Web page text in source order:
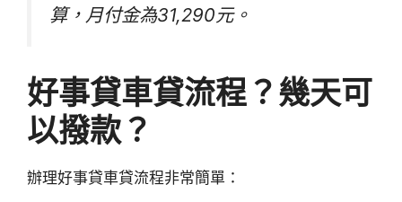
算，月付金為31,290元。
好事貸車貸流程？幾天可
以撥款？
辦理好事貸車貸流程非常簡單：